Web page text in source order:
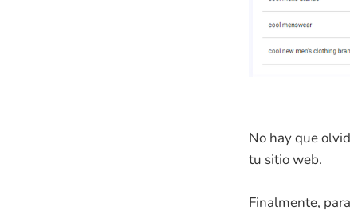
No hay que
tu sitio web.
Finalmente,